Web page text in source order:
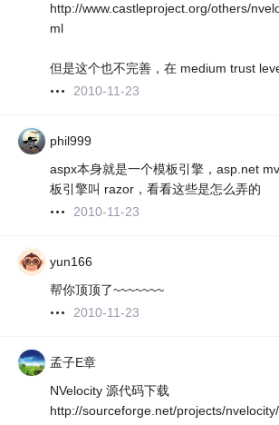
http://www.castleproject.org/others/
ml
但是这个也不完善，在 medium trust
2010-11-23
phil999
aspx本身就是一个模板引擎，asp.net
板引擎叫 razor，看看这些是怎么弄的
2010-11-23
yun166
帮你顶顶了~~~~~~~
2010-11-23
孟子E章
NVelocity 源代码下载
http://sourceforge.net/projects/